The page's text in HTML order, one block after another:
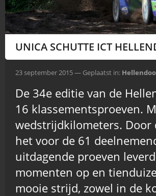
UNICA SCHUTTE ICT
23 september 2015 — Geplaatst in:
De 34e editie van de
16 klassementsproeven.
wedstrijdkilometers. Door
het voor de 61
uitdagende proeven
momenten op en
mooie strijd, zowel in de